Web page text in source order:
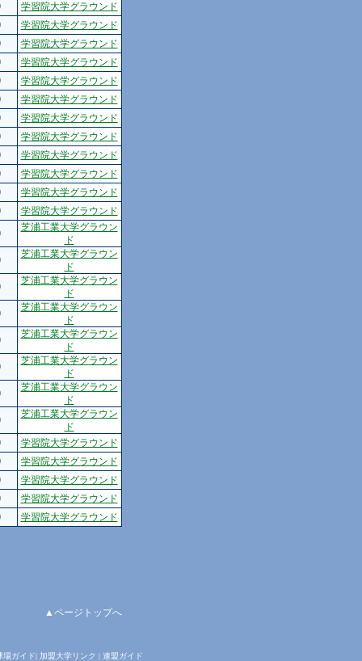
学習院大学グラウンド
学習院大学グラウンド
学習院大学グラウンド
学習院大学グラウンド
学習院大学グラウンド
学習院大学グラウンド
学習院大学グラウンド
学習院大学グラウンド
学習院大学グラウンド
学習院大学グラウンド
学習院大学グラウンド
学習院大学グラウンド
芝浦工業大学グラウン
ド
芝浦工業大学グラウン
ド
芝浦工業大学グラウン
ド
芝浦工業大学グラウン
ド
芝浦工業大学グラウン
ド
芝浦工業大学グラウン
ド
芝浦工業大学グラウン
ド
芝浦工業大学グラウン
ド
学習院大学グラウンド
学習院大学グラウンド
学習院大学グラウンド
学習院大学グラウンド
学習院大学グラウンド
▲ページトップへ
場ガイド| 加盟大学リンク | 連盟ガイド